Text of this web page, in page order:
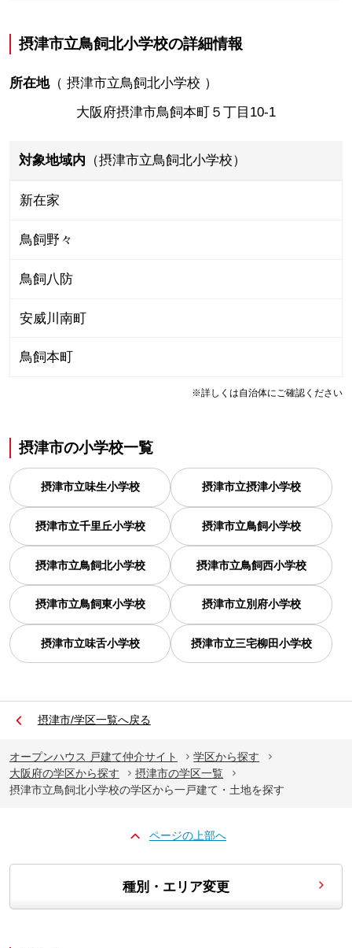
摂津市立鳥飼北小学校の詳細情報
所在地（ 摂津市立鳥飼北小学校 ）
大阪府摂津市鳥飼本町５丁目10-1
対象地域内 （摂津市立鳥飼北小学校）
新在家
鳥飼野々
鳥飼八防
安威川南町
鳥飼本町
※詳しくは自治体にご確認ください
摂津市の小学校一覧
摂津市立味生小学校 摂津市立摂津小学校
摂津市立千里丘小学校 摂津市立鳥飼小学校
摂津市立鳥飼北小学校 摂津市立鳥飼西小学校
摂津市立鳥飼東小学校 摂津市立別府小学校
摂津市立味舌小学校 摂津市立三宅柳田小学校
摂津市/学区一覧へ戻る
オープンハウス 戸建て仲介サイト
学区から探す
大阪府の学区から探す
摂津市の学区一覧
摂津市立鳥飼北小学校の学区から一戸建て・土地を探す
ページの上部へ
種別・エリア変更